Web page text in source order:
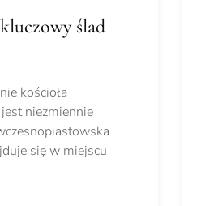
ślad
kościoła
niezmiennie
się w miejscu